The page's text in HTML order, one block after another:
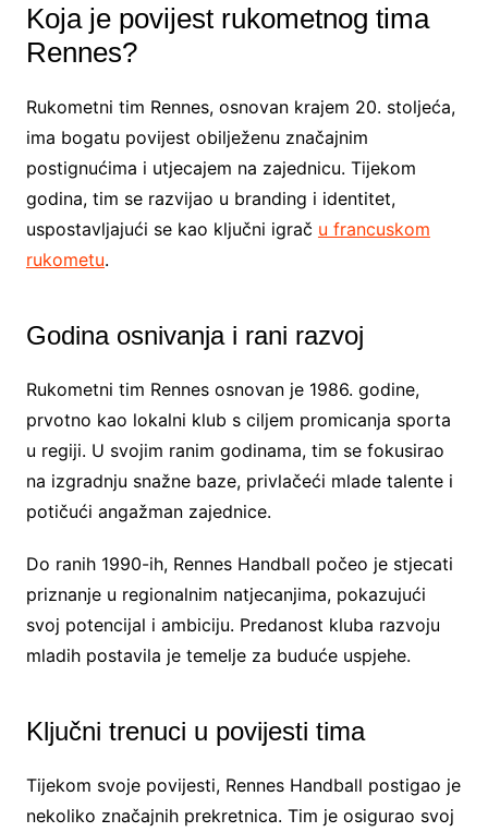
Koja je povijest rukometnog tima
Rennes?
Rukometni tim Rennes, osnovan krajem 20. stoljeća,
ima bogatu povijest obilježenu značajnim
postignućima i utjecajem na zajednicu. Tijekom
godina, tim se razvijao u branding i identitet,
uspostavljajući se kao ključni igrač u francuskom
rukometu.
Godina osnivanja i rani razvoj
Rukometni tim Rennes osnovan je 1986. godine,
prvotno kao lokalni klub s ciljem promicanja sporta
u regiji. U svojim ranim godinama, tim se fokusirao
na izgradnju snažne baze, privlačeći mlade talente i
potičući angažman zajednice.
Do ranih 1990-ih, Rennes Handball počeo je stjecati
priznanje u regionalnim natjecanjima, pokazujući
svoj potencijal i ambiciju. Predanost kluba razvoju
mladih postavila je temelje za buduće uspjehe.
Ključni trenuci u povijesti tima
Tijekom svoje povijesti, Rennes Handball postigao je
nekoliko značajnih prekretnica. Tim je osigurao svoj